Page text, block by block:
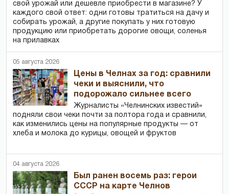
свой урожай или дешевле приобрести в магазине? У
каждого свой ответ: одни готовы тратиться на дачу и
собирать урожай, а другие покупать у них готовую
продукцию или приобретать дорогие овощи, соленья
на прилавках
05 августа 2026
Цены в Челнах за год: сравнили
чеки и выяснили, что
подорожало сильнее всего
Журналисты «Челнинских известий»
подняли свои чеки почти за полтора года и сравнили,
как изменились цены на популярные продукты — от
хлеба и молока до курицы, овощей и фруктов
04 августа 2026
Был ранен восемь раз: герои
СССР на карте Челнов